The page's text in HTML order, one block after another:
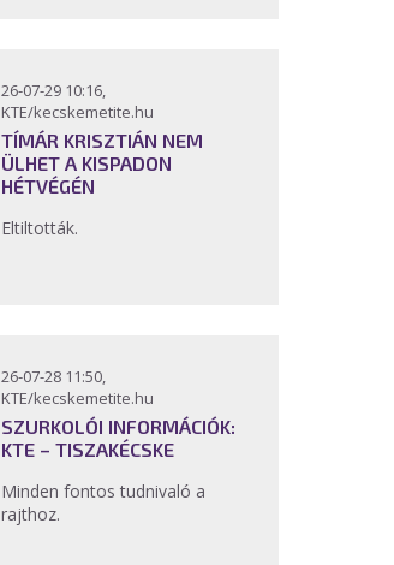
26-07-29 10:16,
KTE/kecskemetite.hu
TÍMÁR KRISZTIÁN NEM
ÜLHET A KISPADON
HÉTVÉGÉN
Eltiltották.
26-07-28 11:50,
KTE/kecskemetite.hu
SZURKOLÓI INFORMÁCIÓK:
KTE – TISZAKÉCSKE
Minden fontos tudnivaló a
rajthoz.